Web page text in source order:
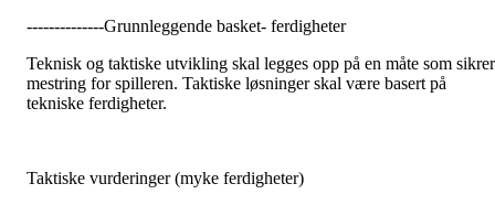
--------------Grunnleggende basket- ferdigheter
Teknisk og taktiske utvikling skal legges opp på en måte som sikrer
mestring for spilleren. Taktiske løsninger skal være basert på
tekniske ferdigheter.
Taktiske vurderinger (myke ferdigheter)